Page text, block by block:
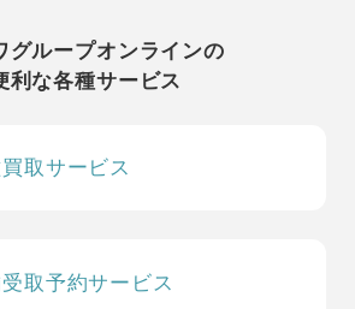
グループオンラインの
利な各種サービス
取サービス
取予約サービス